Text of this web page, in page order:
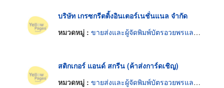
บริษัท เกรซกรีตติ้งอินเตอร์เนชั่นแนล จำกัด
หมวดหมู่ : ขายส่งและผู้จัดพิมพ์บัตรอวยพรและโปสการ์ด
สติกเกอร์ แอนด์ สกรีน (ค้าส่งการ์ดเชิญ)
หมวดหมู่ : ขายส่งและผู้จัดพิมพ์บัตรอวยพรและโปสการ์ด